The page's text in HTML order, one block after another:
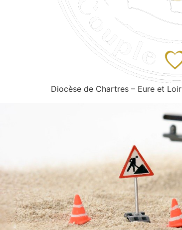
Diocèse de Chartres – Eure et Loir